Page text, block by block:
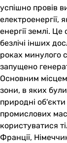
успішно провів
електроенергії,
енергії землі.
безлічі інших
роках минулого
запущено
Основним
зони, в яких
природні
промислових
користуватися
Франції,